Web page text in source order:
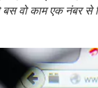
वो काम एक नंबर